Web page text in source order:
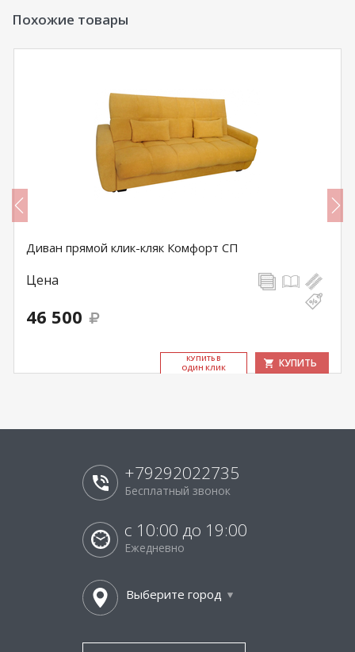
Похожие товары
Диван прямой клик-кляк Комфорт СП
Цена
46 500
КУ­ПИТЬ В
ОДИН КЛИК
КУПИТЬ
+79292022735
Бесплатный звонок
с 10:00 до 19:00
Ежедневно
Выберите город